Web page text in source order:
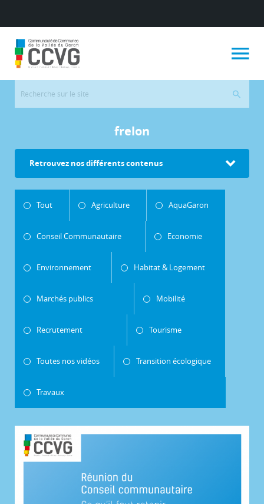
frelon
Retrouvez nos différents contenus
Tout Agriculture AquaGaron
Conseil Communautaire Economie
Environnement Habitat & Logement
Marchés publics Mobilité
Recrutement Tourisme
Toutes nos vidéos Transition écologique
Travaux